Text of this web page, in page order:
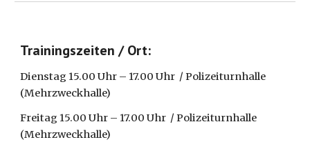
Trainingszeiten / Ort:
Dienstag 15.00 Uhr – 17.00 Uhr / Polizeiturnhalle
(Mehrzweckhalle)
Freitag 15.00 Uhr – 17.00 Uhr / Polizeiturnhalle
(Mehrzweckhalle)